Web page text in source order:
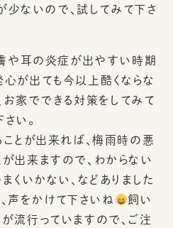
少ないので、試してみて下さ
や耳の炎症が出やすい時期
心が出ても今以上酷くならな
お家でできる対策をしてみて
さい。
とが出来れば、梅雨時の悪
出来ますので、わからない
くいかない、などありました
声をかけて下さいね
飼い
流行っていますので、ご注